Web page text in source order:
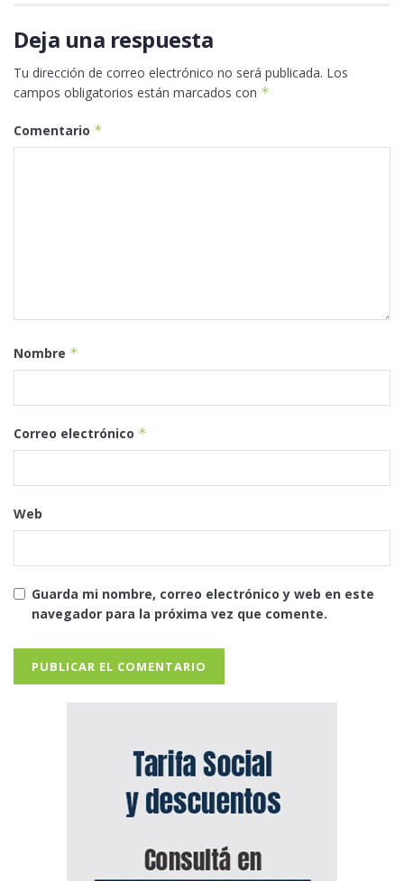
Deja una respuesta
Tu dirección de correo electrónico no será publicada. Los
campos obligatorios están marcados con *
Comentario *
Nombre *
Correo electrónico *
Web
Guarda mi nombre, correo electrónico y web en este
navegador para la próxima vez que comente.